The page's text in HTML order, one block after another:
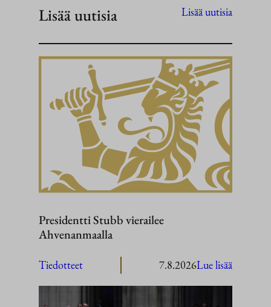
Lisää uutisia Lisää uutisia
Presidentti Stubb vierailee
Ahvenanmaalla
Tiedotteet 7.8.2026Lue lisää